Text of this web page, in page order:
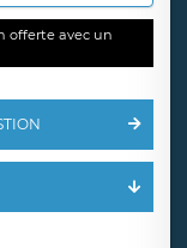
offerte avec un